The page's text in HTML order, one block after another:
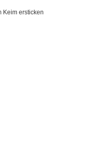
Keim ersticken